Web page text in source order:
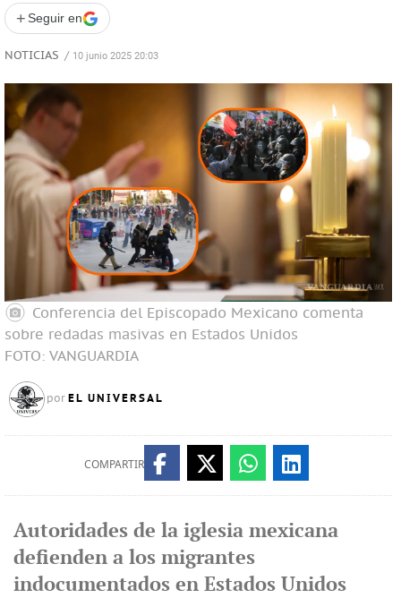
+ Seguir en
NOTICIAS / 10 junio 2025 20:03
Conferencia del Episcopado Mexicano comenta
sobre redadas masivas en Estados Unidos
FOTO: VANGUARDIA
por EL UNIVERSAL
COMPARTIR
Autoridades de la iglesia mexicana
defienden a los migrantes
indocumentados en Estados Unidos